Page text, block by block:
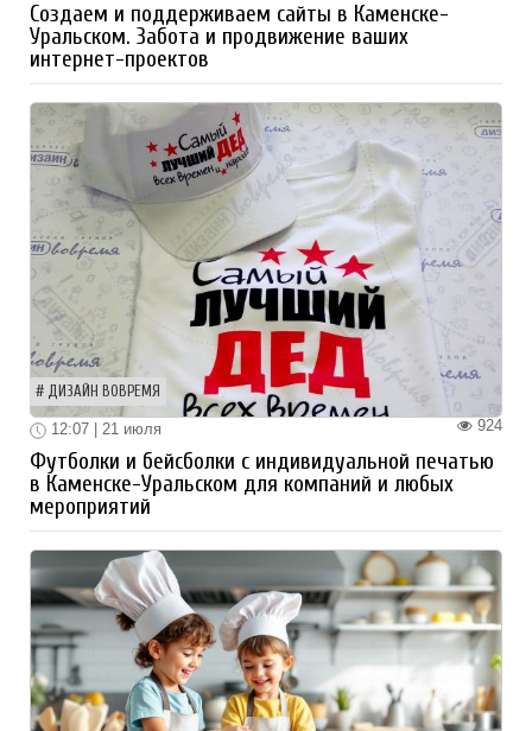
Создаем и поддерживаем сайты в Каменске-
Уральском. Забота и продвижение ваших
интернет-проектов
ДИЗАЙН ВОВРЕМЯ
924
12:07 | 21 июля
Футболки и бейсболки с индивидуальной печатью
в Каменске-Уральском для компаний и любых
мероприятий